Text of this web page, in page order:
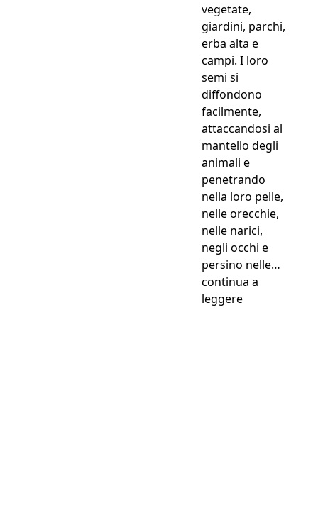
vegetate,
giardini, parchi,
erba alta e
campi. I loro
semi si
diffondono
facilmente,
attaccandosi al
mantello degli
animali e
penetrando
nella loro pelle,
nelle orecchie,
nelle narici,
negli occhi e
persino nelle…
continua a
leggere“Le